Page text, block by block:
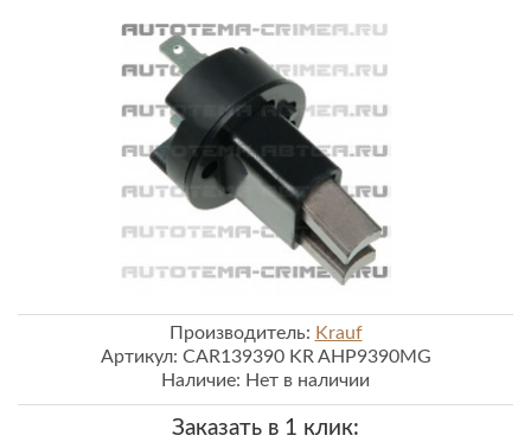
Производитель: Krauf
Артикул: CAR139390 KR AHP9390MG
Наличие: Нет в наличии
Заказать в 1 клик: